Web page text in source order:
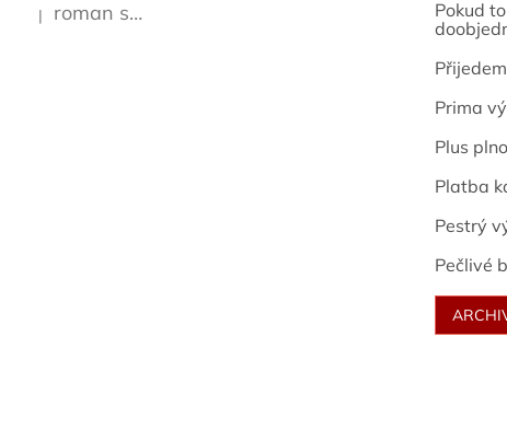
Hodnocení produktu je 5 z 5 hvězdiček.
| roman sekanina
Pokud
Prima
Plus
Platba
Pestrý
Pečlivé